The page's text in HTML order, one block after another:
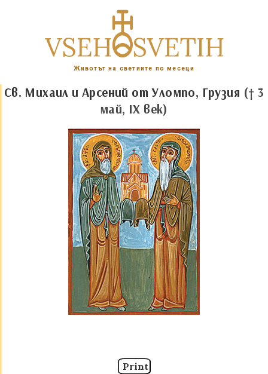
Животът на светиите по месеци
Св. Михаил и Арсений от Уломпо, Грузия († 3
май, IX век)
Print